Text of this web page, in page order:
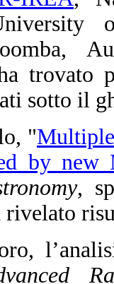
trovato
sotto il
"
by new
,